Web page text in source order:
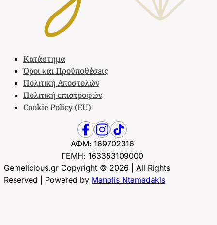
Κατάστημα
Όροι και Προϋποθέσεις
Πολιτική Αποστολών
Πολιτική επιστροφών
Cookie Policy (EU)
ΑΦΜ: 169702316
ΓΕΜΗ: 163353109000
Gemelicious.gr Copyright © 2026 | All Rights
Reserved | Powered by Manolis Ntamadakis